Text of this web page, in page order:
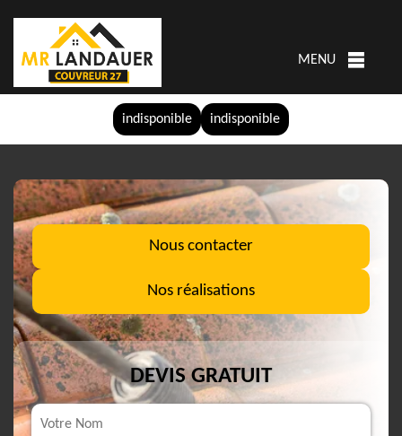
indisponible indisponible
MENU
Nous contacter
Nos réalisations
DEVIS GRATUIT